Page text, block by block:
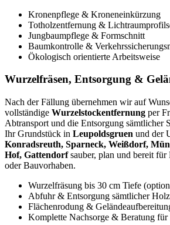
Kronenpflege & Kroneneinkürzung
Totholzentfernung &
Jungbaumpflege & Formschnitt
Baumkontrolle &
Ökologisch orientierte Arbeitsweise
Wurzelfräsen, Entsorgung &
Nach der Fällung übernehmen wir auf
vollständige Wurzelstockentfernung per
Abtransport und die Entsorgung sämtlicher
Ihr Grundstück in Leupoldsgruen und der
Konradsreuth, Sparneck, Weißdorf,
Hof, Gattendorfsauber, plan und bereit für
oder Bauvorhaben.
Wurzelfräsung bis 30 cm Tiefe
Abfuhr & Entsorgung sämtlicher
Flächenrodung &
Komplette Nachsorge & Beratung für